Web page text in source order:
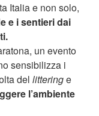
Italia e non solo,
e i sentieri dai
un evento
sensibilizza i
del litteringe
l’ambiente